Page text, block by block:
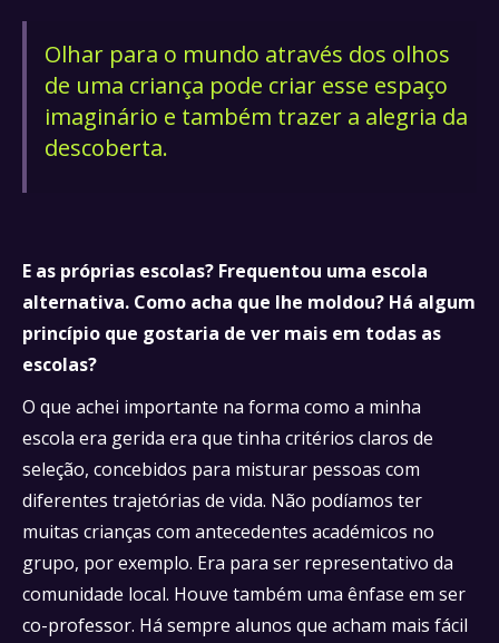
Olhar para o mundo através dos olhos
de uma criança pode criar esse espaço
imaginário e também trazer a alegria da
descoberta.
E as próprias escolas? Frequentou uma escola
alternativa. Como acha que lhe moldou? Há algum
princípio que gostaria de ver mais em todas as
escolas?
O que achei importante na forma como a minha
escola era gerida era que tinha critérios claros de
seleção, concebidos para misturar pessoas com
diferentes trajetórias de vida. Não podíamos ter
muitas crianças com antecedentes académicos no
grupo, por exemplo. Era para ser representativo da
comunidade local. Houve também uma ênfase em ser
co-professor. Há sempre alunos que acham mais fácil